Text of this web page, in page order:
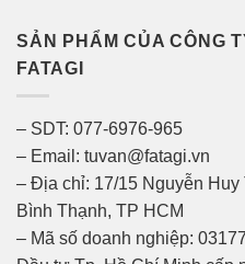
SẢN PHẨM CỦA CÔNG
FATAGI
– SDT: 077-6976-965
– Email: tuvan@fatagi.vn
– Địa chỉ: 17/15 Nguyễn
Bình Thạnh, TP HCM
– Mã số doanh nghiệp: